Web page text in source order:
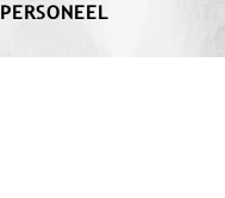
PERSONEEL